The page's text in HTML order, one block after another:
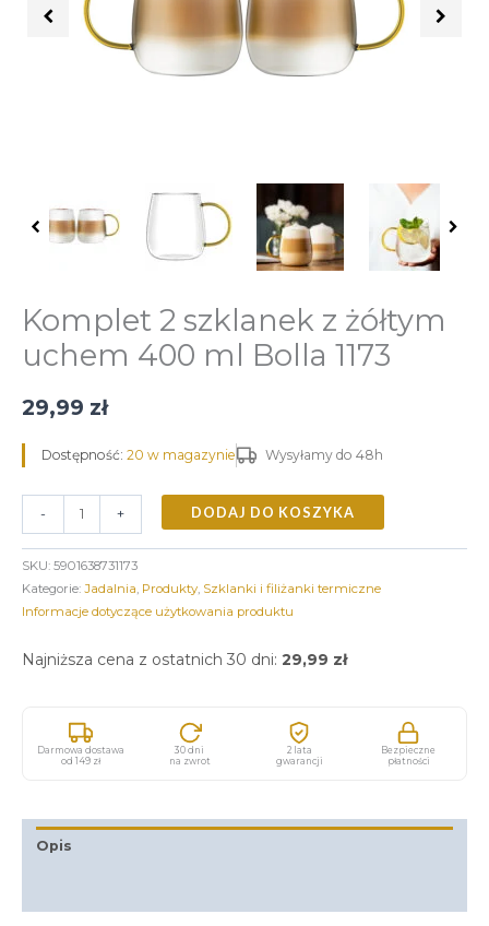
Komplet 2 szklanek z żółtym
uchem 400 ml Bolla 1173
29,99 zł
Dostępność: 20 w magazynie Wysyłamy do 48h
-
uchem
+ DODAJ DO KOSZYKA
SKU: 5901638731173
Kategorie: Jadalnia, Produkty, Szklanki i filiżanki termiczne
Informacje dotyczące użytkowania produktu
Najniższa cena z ostatnich 30 dni: 29,99 zł
Darmowa dostawa
od 149 zł
30 dni
na zwrot
2 lata
gwarancji
Bezpieczne
płatności
Opis